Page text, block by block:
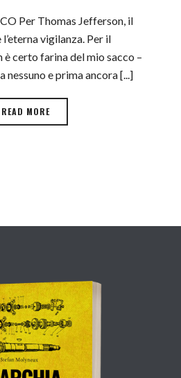
Per Thomas Jefferson, il
vigilanza. Per il
certo farina del mio sacco –
nessuno e prima ancora [...]
READ MORE